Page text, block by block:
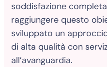
soddisfazione
raggiungere questo
sviluppato un
di alta qualità con
all’avanguardia.